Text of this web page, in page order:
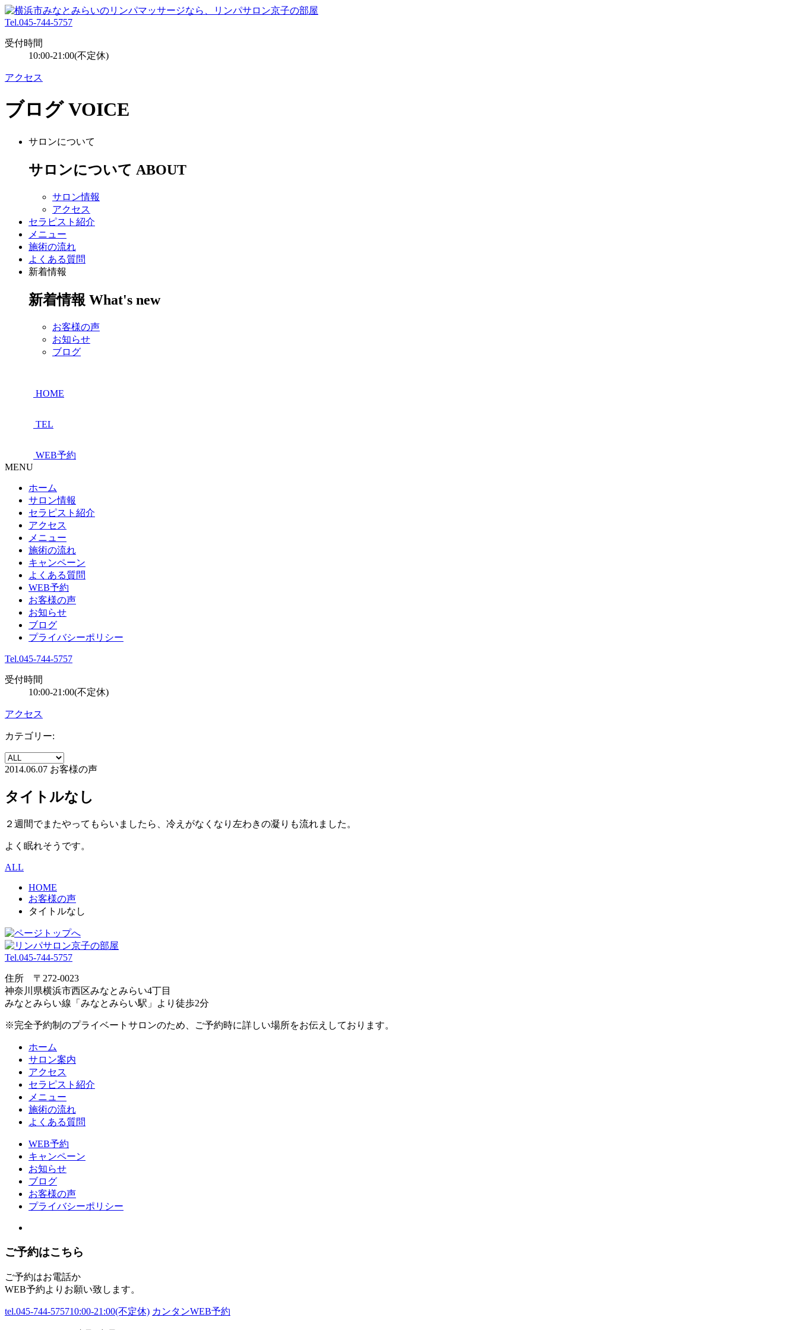
Tel.045-744-5757
受付時間
10:00-21:00(不定休)
アクセス
ブログ VOICE
サロンについて
サロンについて ABOUT
サロン情報
アクセス
セラピスト紹介
メニュー
施術の流れ
よくある質問
新着情報
新着情報 What's new
お客様の声
お知らせ
ブログ
HOME
TEL
WEB予約
MENU
ホーム
サロン情報
セラピスト紹介
アクセス
メニュー
施術の流れ
キャンペーン
よくある質問
WEB予約
お客様の声
お知らせ
ブログ
プライバシーポリシー
Tel.045-744-5757
受付時間
10:00-21:00(不定休)
アクセス
カテゴリー:
2014.06.07 お客様の声
タイトルなし
２週間でまたやってもらいましたら、冷えがなくなり左わきの凝りも流れました。
よく眠れそうです。
ALL
HOME
お客様の声
タイトルなし
Tel.045-744-5757
住所 〒272-0023
神奈川県横浜市⻄区みなとみらい4丁目
みなとみらい線「みなとみらい駅」より徒歩2分
※完全予約制のプライベートサロンのため、ご予約時に詳しい場所をお伝えしております。
ホーム
サロン案内
アクセス
セラピスト紹介
メニュー
施術の流れ
よくある質問
WEB予約
キャンペーン
お知らせ
ブログ
お客様の声
プライバシーポリシー
ご予約はこちら
ご予約はお電話か
WEB予約よりお願い致します。
tel.045-744-575710:00-21:00(不定休) カンタンWEB予約